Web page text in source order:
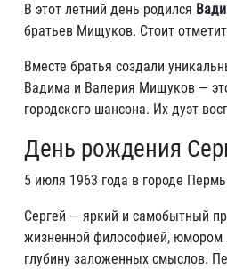
В этот летний день родился
братьев Мищуков. Стоит
Вместе братья создали
Вадима и Валерия Мищуков —
городского шансона. Их дуэт
День рождения
5 июля 1963 года в городе
Сергей — яркий и самобытный
жизненной философией, юмором
глубину заложенных смыслов.